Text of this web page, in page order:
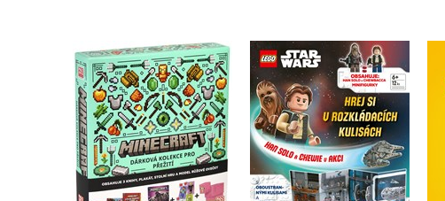
Minecraft - Dárková
kolekce pro přežití
Kolektiv
LEGO® Star Wars™
Han Solo a Chewie v
akci
Kolektiv